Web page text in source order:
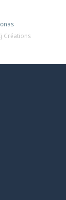
Créations